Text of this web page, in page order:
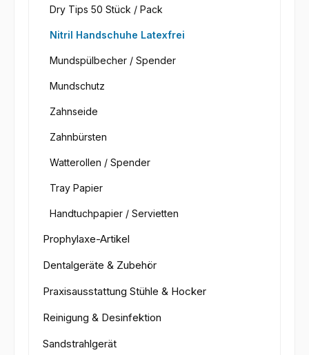
Dry Tips 50 Stück / Pack
Nitril Handschuhe Latexfrei
Mundspülbecher / Spender
Mundschutz
Zahnseide
Zahnbürsten
Watterollen / Spender
Tray Papier
Handtuchpapier / Servietten
Prophylaxe-Artikel
Dentalgeräte & Zubehör
Praxisausstattung Stühle & Hocker
Reinigung & Desinfektion
Sandstrahlgerät